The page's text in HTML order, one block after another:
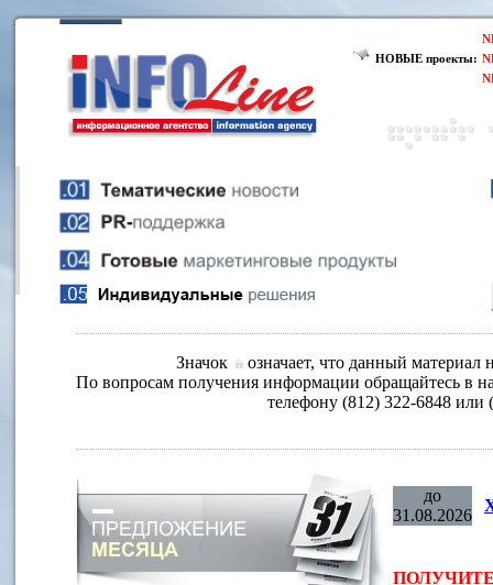
НОВЫЕ проекты:
Значок
означает, что данный материал
По вопросам получения информации обращайтесь в
телефону (812) 322-6848 или
до
31.08.2026